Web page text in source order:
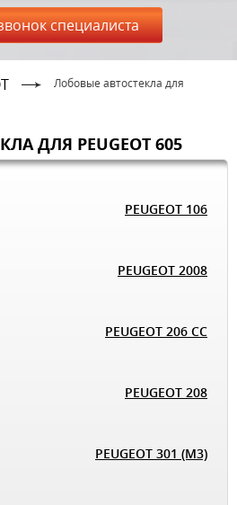
специалиста
Лобовые автостекла для
ДЛЯ PEUGEOT 605
PEUGEOT 106
PEUGEOT 2008
PEUGEOT 206 CC
PEUGEOT 208
PEUGEOT 301 (M3)